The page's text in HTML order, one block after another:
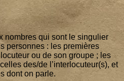
nombres qui sont le sin­gu­lier
per­sonnes : les pre­mières
ou de son groupe ; les
des/de l’interlocuteur(s), et
dont on parle.